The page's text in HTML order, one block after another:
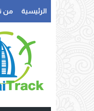
الرئيسية من